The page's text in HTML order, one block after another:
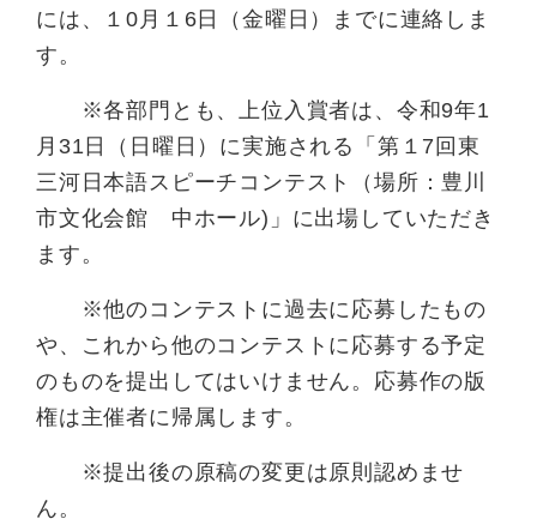
には、１0月１6日（金曜日）までに連絡しま
す。
※各部門とも、上位入賞者は、令和9年1
月31日（日曜日）に実施される「第１7回東
三河日本語スピーチコンテスト（場所：豊川
市文化会館 中ホール)」に出場していただき
ます。
※他のコンテストに過去に応募したもの
や、これから他のコンテストに応募する予定
のものを提出してはいけません。 応募作の版
権は主催者に帰属します。
※提出後の原稿の変更は原則認めませ
ん。